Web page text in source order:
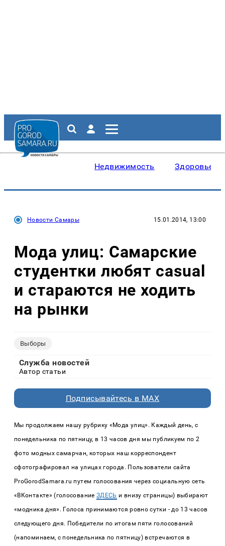
Недвижимость Здоровье
Новости Самары 15.01.2014, 13:00
Мода улиц: Самарские
студентки любят casual
и стараются не ходить
на рынки
Выборы
Служба новостей
Автор статьи
Подписывайтесь в MAX
Мы продолжаем нашу рубрику «Мода улиц». Каждый день, с
понедельника по пятницу, в 13 часов дня мы публикуем по 2
фото модных самарчан, которых наш корреспондент
сфотографировал на улицах города. Пользователи сайта
ProGorodSamara.ru путем голосования через социальную сеть
«ВКонтакте» (голосование ЗДЕСЬ и внизу страницы) выбирают
«модника дня». Голоса принимаются ровно сутки - до 13 часов
следующего дня. Победители по итогам пяти голосований
(напоминаем, с понедельника по пятницу) встречаются в